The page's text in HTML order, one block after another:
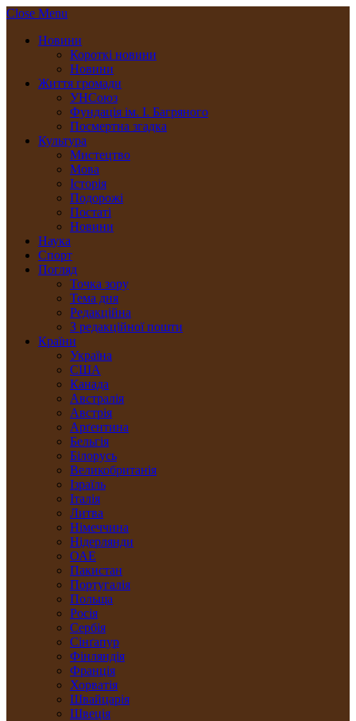
Close Menu
Новини
Короткі новини
Новини
Життя громади
УНСоюз
Фундація ім. І. Багряного
Посмертна згадка
Культура
Мистецтво
Мова
Історія
Подорожі
Постаті
Новини
Наука
Спорт
Погляд
Точка зору
Тема дня
Редакційна
З редакційної пошти
Країни
Україна
США
Канада
Австралія
Австрія
Арґентина
Бельгія
Білорусь
Великобританія
Ізраїль
Італія
Литва
Німеччина
Нідерлянди
ОАЕ
Пакистан
Португалія
Польща
Росія
Сербія
Сінґапур
Фінляндія
Франція
Хорватія
Швайцарія
Швеція